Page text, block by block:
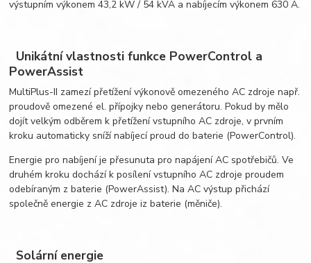
výstupním výkonem 43,2 kW / 54 kVA a nabíjecím výkonem 630 A.
Unikátní vlastnosti funkce PowerControl a
PowerAssist
MultiPlus-II zamezí přetížení výkonově omezeného AC zdroje např.
proudově omezené el. přípojky nebo generátoru. Pokud by mělo
dojít velkým odběrem k přetížení vstupního AC zdroje, v prvním
kroku automaticky sníží nabíjecí proud do baterie (PowerControl).
Energie pro nabíjení je přesunuta pro napájení AC spotřebičů. Ve
druhém kroku dochází k posílení vstupního AC zdroje proudem
odebíraným z baterie (PowerAssist). Na AC výstup přichází
společně energie z AC zdroje iz baterie (měniče).
Solární energie